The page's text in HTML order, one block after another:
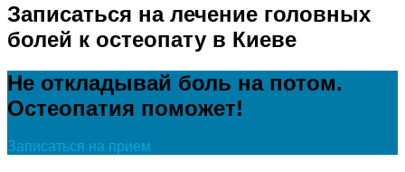
Записаться на лечение головных
болей к остеопату в Киеве
Не откладывай боль на потом.
Остеопатия поможет!
Записаться на прием